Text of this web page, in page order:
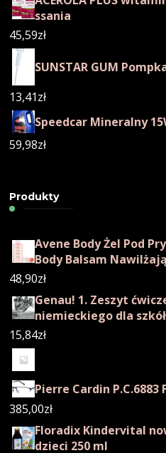
ssania
45,59zł
SUNSTAR GUM
13,41zł
Speedcar Mineralny
59,98zł
Produkty
Avene Body Żel Pod
Body Balsam
48,90zł
Genau! 1. Zeszyt
niemieckiego dla
15,84zł
Pierre Cardin
385,00zł
Floradix Kindervital
dzieci 250 ml